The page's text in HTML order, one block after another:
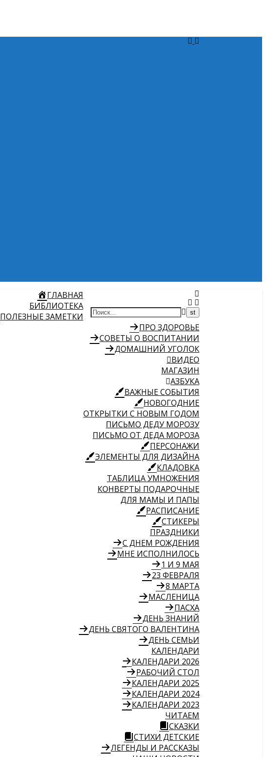
ГЛАВНАЯ
БИБЛИОТЕКА
ПОЛЕЗНЫЕ ЗАМЕТКИ
ПРО ЗДОРОВЬЕ
СОВЕТЫ О ВОСПИТАНИИ
ДОМАШНИЙ УГОЛОК
ВИДЕО
МАГАЗИН
АЗБУКА
ВАЖНЫЕ СОБЫТИЯ
НОВОГОДНИЕ
ОТКРЫТКИ С НОВЫМ ГОДОМ
ПИСЬМО ДЕДУ МОРОЗУ
ПИСЬМО ОТ ДЕДА МОРОЗА
ПЕРСОНАЖИ
ЭЛЕМЕНТЫ ДЛЯ ДИЗАЙНА
КЛАДОВКА
ТАБЛИЦА УМНОЖЕНИЯ
КОНВЕРТЫ ПОДАРОЧНЫЕ
ДЛЯ МАМЫ И ПАПЫ
РАСПИСАНИЕ
СТИКЕРЫ
ПРАЗДНИКИ
С ДНЕМ РОЖДЕНИЯ
МНЕ ИСПОЛНИЛОСЬ
1 И 9 МАЯ
23 ФЕВРАЛЯ
8 МАРТА
МАСЛЕНИЦА
ПАСХА
ДЕНЬ ЗНАНИЙ
ДЕНЬ СВЯТОГО ВАЛЕНТИНА
ДЕНЬ СЕМЬИ
КАЛЕНДАРИ
КАЛЕНДАРИ 2026
РАБОЧИЙ СТОЛ
КАЛЕНДАРИ 2025
КАЛЕНДАРИ 2024
КАЛЕНДАРИ 2023
ЧИТАЕМ
СКАЗКИ
СТИХИ ДЕТСКИЕ
ЛЕГЕНДЫ И РАССКАЗЫ